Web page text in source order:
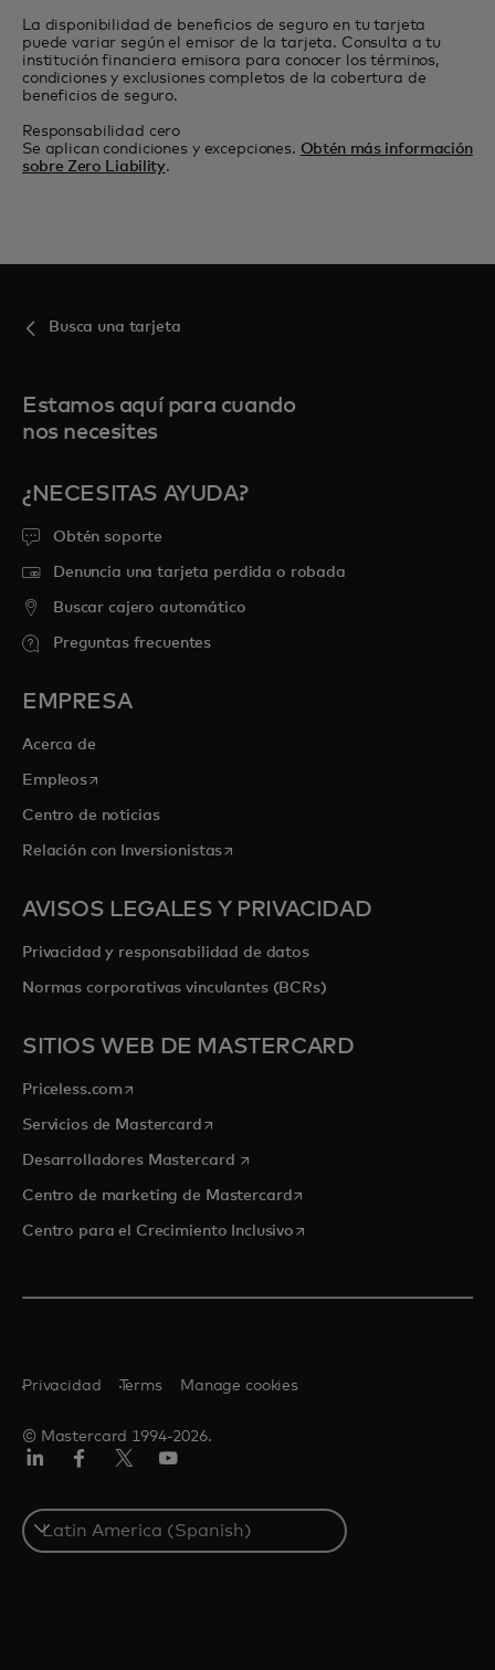
La disponibilidad de beneficios de seguro en tu tarjeta
puede variar según el emisor de la tarjeta. Consulta a tu
institución financiera emisora para conocer los términos,
condiciones y exclusiones completos de la cobertura de
beneficios de seguro.
Responsabilidad cero
Se aplican condiciones y excepciones. Obtén más información
sobre Zero Liability.
Busca una tarjeta
Estamos aquí para cuando
nos necesites
¿NECESITAS AYUDA?
Obtén soporte
Denuncia una tarjeta perdida o robada
Buscar cajero automático
Preguntas frecuentes
EMPRESA
Acerca de
Empleosse abre en una pestaña nueva
Centro de noticias
Relación con Inversionistasse abre en una pestaña nueva
AVISOS LEGALES Y PRIVACIDAD
Privacidad y responsabilidad de datos
Normas corporativas vinculantes (BCRs)
SITIOS WEB DE MASTERCARD
Priceless.com se abre en una pestaña nueva
Servicios de Mastercardse abre en una pestaña nueva
Desarrolladores Mastercard se abre en una pestaña nueva
Centro de marketing de Mastercardse abre en una pestaña
Centro para el Crecimiento Inclusivose abre en una pestaña
© Mastercard 1994-2026.
Privacidad Terms Manage cookies
Select
a
country